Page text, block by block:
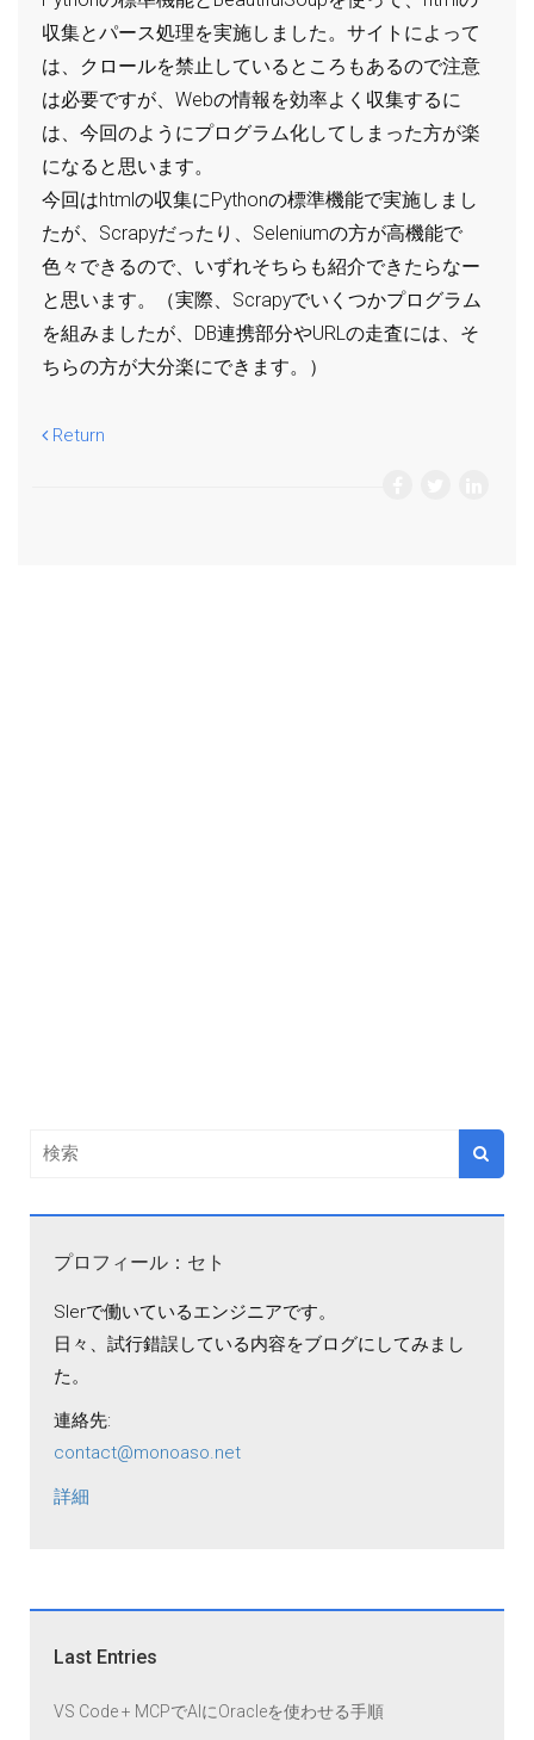
収集とパース処理を実施しました。サイトによって
は、クロールを禁止しているところもあるので注意
は必要ですが、Webの情報を効率よく収集するに
は、今回のようにプログラム化してしまった方が楽
になると思います。
今回はhtmlの収集にPythonの標準機能で実施しまし
たが、Scrapyだったり、Seleniumの方が高機能で
色々できるので、いずれそちらも紹介できたらなー
と思います。（実際、Scrapyでいくつかプログラム
を組みましたが、DB連携部分やURLの走査には、そ
ちらの方が大分楽にできます。）
Return
プロフィール：セト
SIerで働いているエンジニアです。
日々、試行錯誤している内容をブログにしてみまし
た。
連絡先:
contact@monoaso.net
詳細
Last Entries
VS Code + MCPでAIにOracleを使わせる手順